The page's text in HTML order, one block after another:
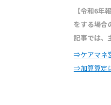
【令和6年
をする場合
記事では、
⇒ケアマネ
⇒加算算定